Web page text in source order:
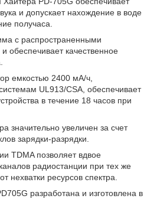
и допускает нахождение в воде
получаса.
с распространенными
обеспечивает качественное
емкостью 2400 мА/ч,
UL913/CSA, обеспечивает
в течение 18 часов при
значительно увеличен за счет
зарядки-разрядки.
TDMA позволяет вдвое
радиостанции при тех же
нехватки ресурсов спектра.
разработана и изготовлена в